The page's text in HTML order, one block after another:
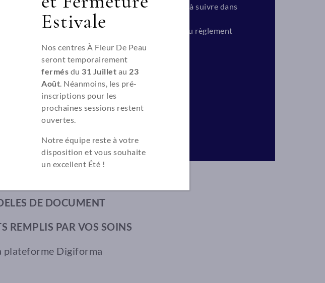
DE PEAU, a pour objet de définir les règles à suivre dans
et de l’enseignement qui sera dispensé.
de fonctionnement de l’école, et notamment du règlement
avoir reçu un exemplaire.
RC PRO
SASU, EURL, …) –
DE DOCUMENT
REMPLIS PAR VOS SOINS
plateforme Digiforma
Estivale
Nos centres À Fleur De Peau
seront temporairement
fermés du 31 Juillet au 23
Août. Néanmoins, les pré-
inscriptions pour les
prochaines sessions restent
ouvertes.
Notre équipe reste à votre
disposition et vous souhaite
un excellent Été !